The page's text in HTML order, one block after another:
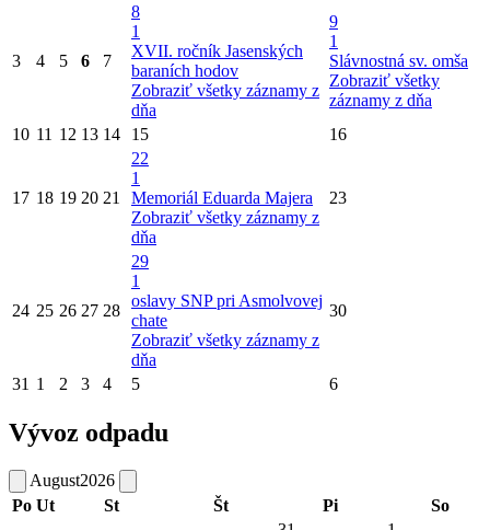
3 4 5 6 7
8
1
XVII. ročník Jasenských
baraních hodov
Zobraziť všetky záznamy z
dňa
9
1
Slávnostná sv. omša
Zobraziť všetky
záznamy z dňa
10 11 12 13 14 15 16
17 18 19 20 21
22
1
Memoriál Eduarda Majera
Zobraziť všetky záznamy z
dňa
23
24 25 26 27 28
29
1
oslavy SNP pri Asmolvovej
chate
Zobraziť všetky záznamy z
dňa
30
31 1 2 3 4 5 6
Vývoz odpadu
August2026
Po Ut St Št Pi So